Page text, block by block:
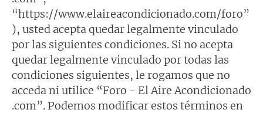
“https://www.elaireacondicionado.com/foro”
), usted acepta quedar legalmente vinculado
por las siguientes condiciones. Si no acepta
quedar legalmente vinculado por todas las
condiciones siguientes, le rogamos que no
acceda ni utilice “Foro - El Aire Acondicionado
.com”. Podemos modificar estos términos en